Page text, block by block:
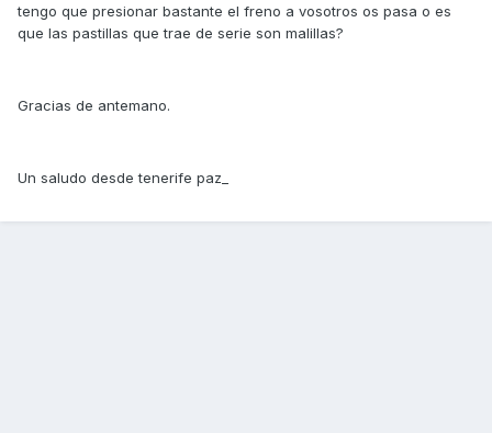
tengo que presionar bastante el freno a vosotros os pasa o es
que las pastillas que trae de serie son malillas?
Gracias de antemano.
Un saludo desde tenerife paz_